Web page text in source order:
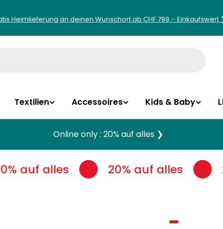
Heimlieferung an deinen Wunschort ab CHF 799.– Einkaufswert
Textilien Accessoires Kids & Baby
Online only : 20% auf alles ❯
auf alles 20% auf alles